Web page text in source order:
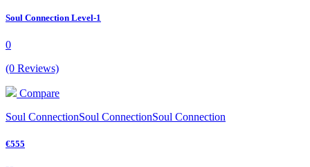
Soul Connection Level-1
0
(0 Reviews)
Compare
Soul ConnectionSoul ConnectionSoul Connection
€555